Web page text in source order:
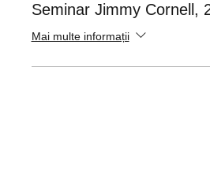
Seminar Jimmy Cornell,
Mai multe informații